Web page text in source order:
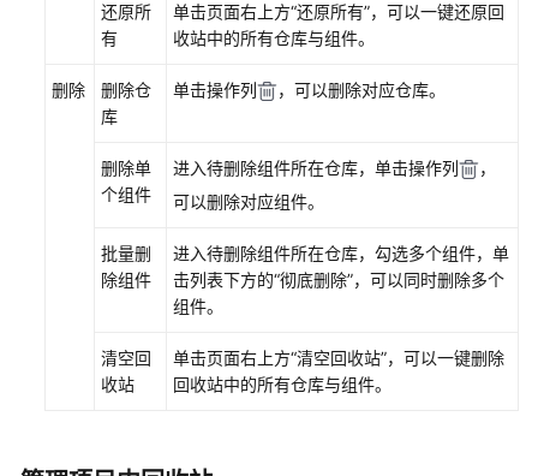
Artifact)还原所
有
单击页面右上方“还原所有”，可以一键还原回
收站中的所有仓库与组件。
删除
删除仓
库
单击操作列 ，可以删除对应仓库。
删除单
个组件
进入待删除组件所在仓库，单击操作列
，
可以删除对应组件。
批量删
除组件
进入待删除组件所在仓库，勾选多个组件，单
击列表下方的“彻底删除”，可以同时删除多个
组件。
清空回
收站
单击页面右上方“清空回收站”，可以一键删除
回收站中的所有仓库与组件。